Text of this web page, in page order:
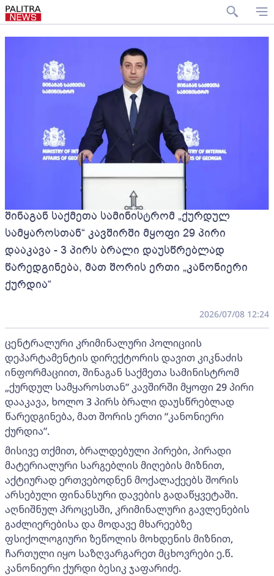
შინაგან საქმეთა სამინისტრომ „ქურდულ
სამყაროსთან“ კავშირში მყოფი 29 პირი
დააკავა - 3 პირს ბრალი დაუსწრებლად
წარედგინება, მათ შორის ერთი „კანონიერი
ქურდია“
2026/07/08 12:24
ცენტრალური კრიმინალური პოლიციის
დეპარტამენტის დირექტორის დავით კიკნაძის
ინფორმაციით, შინაგან საქმეთა სამინისტრომ
„ქურდულ სამყაროსთან” კავშირში მყოფი 29 პირი
დააკავა, ხოლო 3 პირს ბრალი დაუსწრებლად
წარედგინება, მათ შორის ერთი ”კანონიერი
ქურდია”.
მისივე თქმით, ბრალდებული პირები, პირადი
მატერიალური სარგებლის მიღების მიზნით,
აქტიურად ერთვებოდნენ მოქალაქეებს შორის
არსებული ფინანსური დავების გადაწყვეტაში.
აღნიშნულ პროცესში, კრიმინალური გავლენების
გაძლიერებისა და მოდავე მხარეებზე
ფსიქოლოგიური ზეწოლის მოხდენის მიზნით,
ჩართული იყო საზღვარგარეთ მცხოვრები ე.წ.
კანონიერი ქურდი ბესიკ ჯაფარიძე.